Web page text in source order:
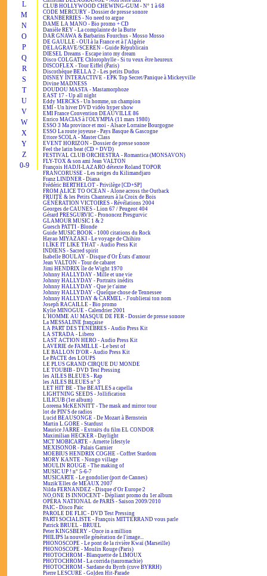
L
M
N
O
P
Q
R
S
T
U
V
W
X
Y
Z
0-9
CLUB HOLLYWOOD CHEWING-GUM - N° 1 à 68
CODE MERCURY - Dossier de presse sonore
CRANBERRIES - No need to argue
DAME LA MANO - Bio promo + CD
Danièle REY - La complainte de la Butte
DAR GNAWA & Barbarins Fourchus - Mosso Mosso
DE GAULLE - OUI à la France et à l'Algérie
DELAGRAVE/SCEREN - Guide Républicain
DIESEL Dreams - Escape into my dream
Disco COLGATE Chlorophylle - Si tu veux être heureux
DISCOFLEX - Tour Eiffel (Paris)
Discothèque BELLA 2 - Les petits Dudus
DISNEY INTERACTIVE - EPK Top Secret/Panique à Mickeyville
Divine MADNESS
DOUDOU MASTA - Mastamorphoze
EAST 17 - Up all night
Eddy MERCKS - Un homme, un champion
EMI - Un hiver DVD vidéo hyper show
EMI France Convention DEAUVILLE 86
Enrico MACIAS à l'OLYMPIA (11 mars 1980)
ESSO 3 Ma province et moi - Alsace Lorraine Bourgogne
ESSO La route joyeuse - Pays Basque & Gascogne
Ettore SCOLA - Master Class
EVENT HORIZON - Dossier de presse sonore
Feel the latin beat (CD + DVD)
FESTIVAL CLUB ORCHESTRA - Romantica (MONSAVON)
FLY-TOX & son ami Jean VALTON
François HADJI-LAZARO détexte Roland TOPOR
FRANCORUSSE - Les neiges du Kilimandjaro
Franz LINDNER - Diana
Frédéric BERTHELOT - Privilège [CD+SP]
FROM ALICE TO OCEAN - Alone across the Outback
FRUITÉ & les Petits Chanteurs à la Croix de Bois
GÉNÉRATION VICTOIRES - Révélations 2004
Georges de CAUNES - Lion 67 / Peugeot 404
Gérard PRESGURVIC - Prononcez Presgurvic
GLAMOUR MUSIC 1 & 2
Guesch PATTI - Blonde
Guide MUSIC BOOK - 1000 citations du Rock
Hayao MIYAZAKI - Le voyage de Chihiro
I LIKE IT LIKE THAT - Audio Press Kit
INDIENS - Sacred spirit
Isabelle BOULAY - Disque d'Or États d'amour
Jean VALTON - Tour de cabaret
Jimi HENDRIX île de Wight 1970
Johnny HALLYDAY - Mille et une vie
Johnny HALLYDAY - Portraits inédits
Johnny HALLYDAY - Que je t'aime
Johnny HALLYDAY - Quelque chose de Tennessee
Johnny HALLYDAY & CARMEL - J'oublierai ton nom
Joseph RACAILLE - Bio promo
Kylie MINOGUE - Calendrier 2001
L'HOMME AU MASQUE DE FER - Dossier de presse sonore
La MESSALINE française
LA PART DES TÉNÈBRES - Audio Press Kit
LA STRADA - Libero
LAST ACTION HERO - Audio Press Kit
LAVERIE de FAMILLE - Le best of
LE BALLON D'OR - Audio Press Kit
Le PACTE des LOUPS
LE PLUS GRAND CIRQUE DU MONDE
LE TOUBIB - DVD Test Pressing
les AILES BLEUES - Rap
les AILES BLEUES n° 3
LET HIT BE - The BEATLES a capella
LIGHTNING SEEDS - Jollification
LILICUB (1er album)
Loreena McKENNITT - The mask and mirror tour
lot de PIN'S de radios
Lucid BEAUSONGE - De Mozart à Bernstein
Martin L.GORE - Stardust
Maurice JARRE - Extraits du film EL CONDOR
Maximilian HECKER - Daylight
MCT MOBICARTE - Arnette lifestyle
MEXISONOR - Palais Garnier
MOEBIUS HENDRIX COGHE - Coffret Stardom
MORY KANTE - Nongo village
MOULIN ROUGE - The making of
MUSIC UP ! n° 5-6-7
MUSICARTE - Le gondolier (port de Cannes)
Muzik'Elles de MEAUX 2007
Nilda FERNANDEZ - Disque d'Or Europe 2
NO ONE IS INNOCENT - Dépliant promo du 1er album
OPÉRA NATIONAL de PARIS - Saison 2009/2010
PAIC - Disco Paic
PAROLE DE FLIC - DVD Test Pressing
PARTI SOCIALISTE - François MITTERRAND vous parle
Patrick BRUEL - BRUEL
Peter KINGSBERY - Once in a million
PHILIPS la nouvelle génération de l'image...
PHONOSCOPE - Le pont de la rivière Kwaï (Marseille)
PHONOSCOPE - Moulin Rouge (Paris)
PHOTOCHROM - Blanquette de LIMOUX
PHOTOCHROM - La corrida (tauromachie)
PHOTOCHROM - Sardane du Byrrh (cuve BYRRH)
Pierre LESCURE - Golden Hit-Parade